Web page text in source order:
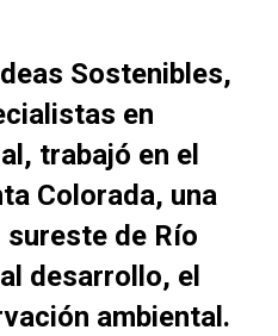
Sostenibles,
en
trabajó en el
Colorada, una
sureste de Río
desarrollo, el
ambiental.